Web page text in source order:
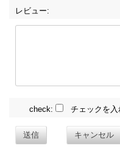
レビュー:
check: チェックを入
送信 キャンセル